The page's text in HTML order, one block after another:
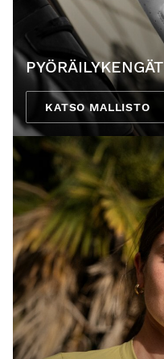
PYÖRÄILYKENGÄT
KATSO MALLISTO